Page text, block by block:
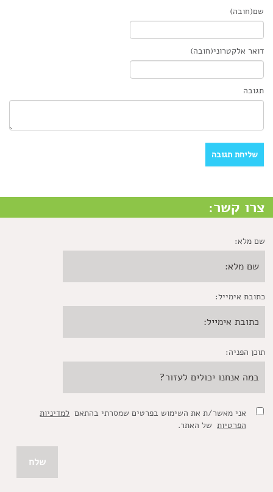
שם(חובה)
דואר אלקטרוני(חובה)
תגובה
צרו קשר:
שם מלא:
כתובת אימייל:
תוכן הפניה:
אני מאשר/ת את השימוש בפרטים שמסרתי בהתאם למדיניות
הפרטיותשל האתר.